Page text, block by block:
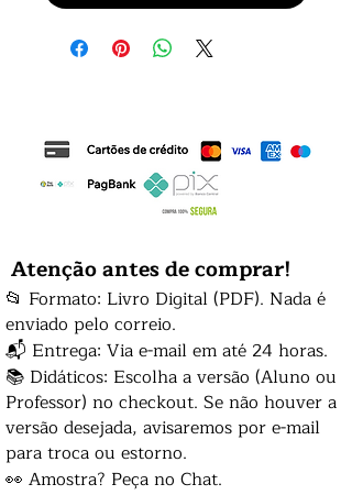
Atenção antes de comprar!
📂 Formato: Livro Digital (PDF). Nada é
enviado pelo correio.
📬 Entrega: Via e-mail em até 24 horas.
📚 Didáticos: Escolha a versão (Aluno ou
Professor) no checkout. Se não houver a
versão desejada, avisaremos por e-mail
para troca ou estorno.
👀 Amostra? Peça no Chat.